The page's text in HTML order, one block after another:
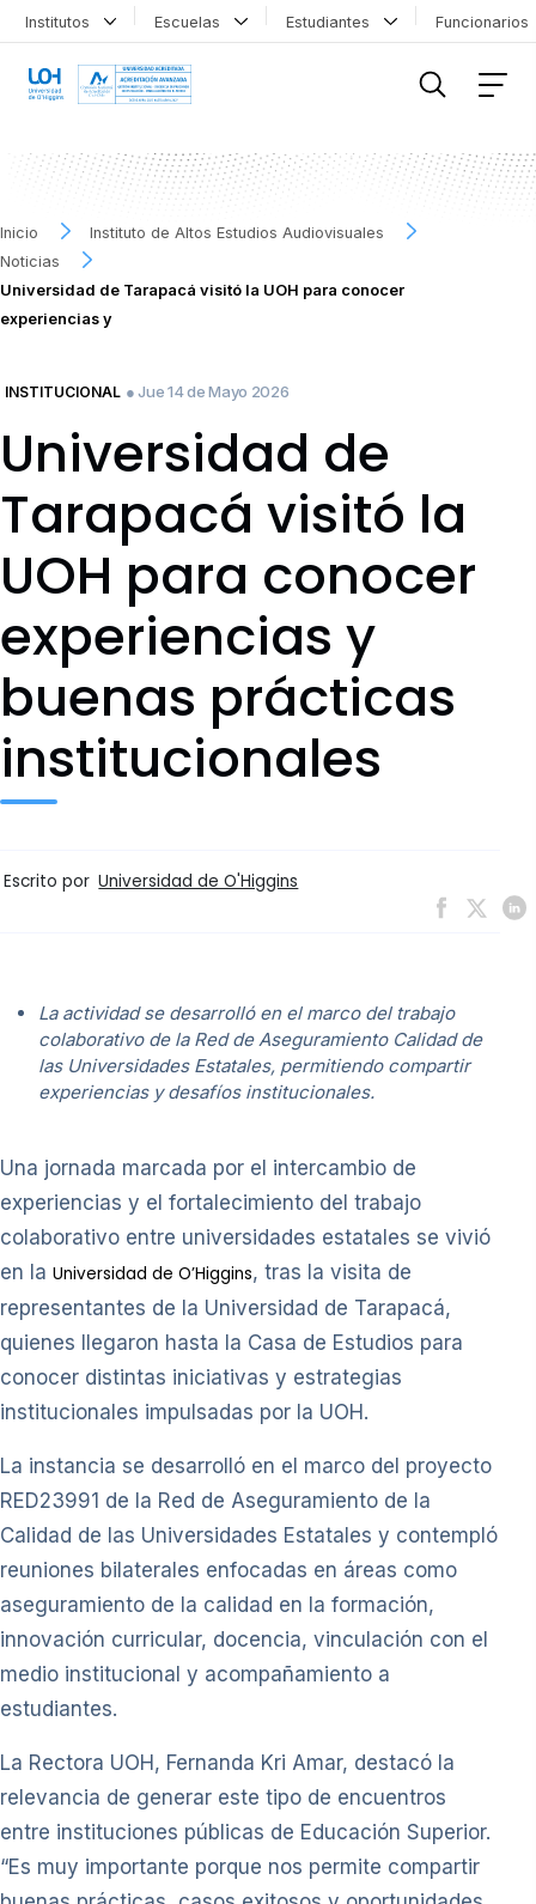
Institutos Escuelas Estudiantes
Inicio
Instituto de Altos Estudios Audiovisuales
Noticias
Universidad de Tarapacá visitó la UOH para conocer
experiencias y
INSTITUCIONAL ● Jue 14 de Mayo 2026
Universidad de
Tarapacá visitó la
UOH para conocer
experiencias y
buenas prácticas
institucionales
Escrito por Universidad de O'Higgins
La actividad se desarrolló en el marco del trabajo
colaborativo de la Red de Aseguramiento Calidad de
las Universidades Estatales, permitiendo compartir
experiencias y desafíos institucionales.
Una jornada marcada por el intercambio de
experiencias y el fortalecimiento del trabajo
colaborativo entre universidades estatales se vivió
en la Universidad de O’Higgins, tras la visita de
representantes de la Universidad de Tarapacá,
quienes llegaron hasta la Casa de Estudios para
conocer distintas iniciativas y estrategias
institucionales impulsadas por la UOH.
La instancia se desarrolló en el marco del proyecto
RED23991 de la Red de Aseguramiento de la
Calidad de las Universidades Estatales y contempló
reuniones bilaterales enfocadas en áreas como
aseguramiento de la calidad en la formación,
innovación curricular, docencia, vinculación con el
medio institucional y acompañamiento a
estudiantes.
La Rectora UOH, Fernanda Kri Amar, destacó la
relevancia de generar este tipo de encuentros
entre instituciones públicas de Educación Superior.
“Es muy importante porque nos permite compartir